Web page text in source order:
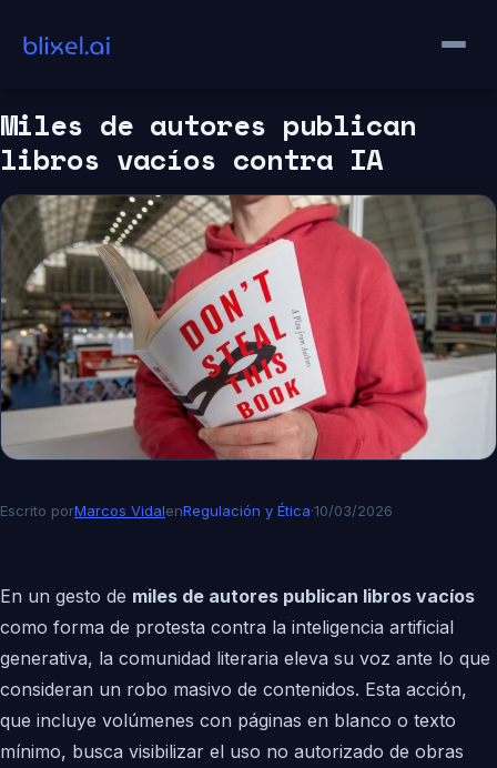
contenido
Miles de autores publican
libros vacíos contra IA
Escrito porMarcos VidalenRegulación y Ética·10/03/2026
En un gesto de miles de autores publican libros vacíos
como forma de protesta contra la inteligencia artificial
generativa, la comunidad literaria eleva su voz ante lo que
consideran un robo masivo de contenidos. Esta acción,
que incluye volúmenes con páginas en blanco o texto
mínimo, busca visibilizar el uso no autorizado de obras